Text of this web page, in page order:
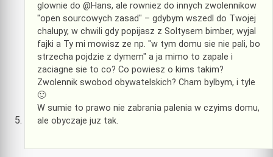
glownie do @Hans, ale rowniez do innych zwolennikow
"open sourcowych zasad" – gdybym wszedl do Twojej
chalupy, w chwili gdy popijasz z Soltysem bimber, wyjal
fajki a Ty mi mowisz ze np. "w tym domu sie nie pali, bo
strzecha pojdzie z dymem" a ja mimo to zapale i
zaciagne sie to co? Co powiesz o kims takim?
Zwolennik swobod obywatelskich? Cham bylbym, i tyle
🙂
W sumie to prawo nie zabrania palenia w czyims domu,
ale obyczaje juz tak.